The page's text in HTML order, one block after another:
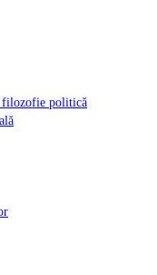
filozofie politică